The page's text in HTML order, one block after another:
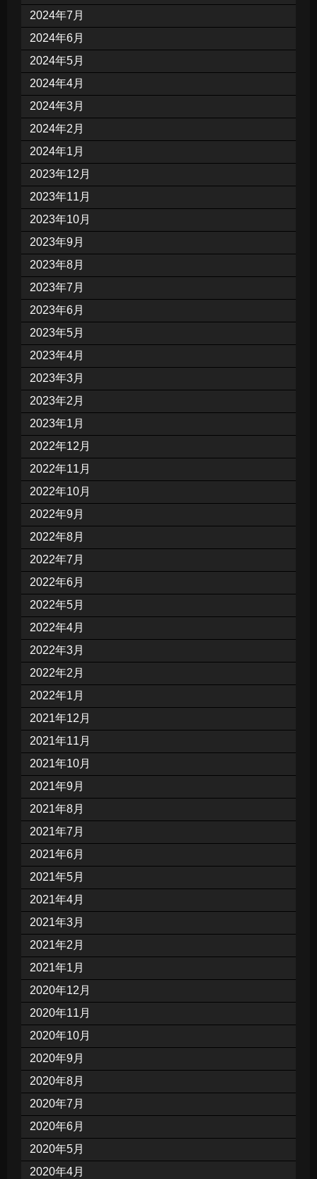
2024年7月
2024年6月
2024年5月
2024年4月
2024年3月
2024年2月
2024年1月
2023年12月
2023年11月
2023年10月
2023年9月
2023年8月
2023年7月
2023年6月
2023年5月
2023年4月
2023年3月
2023年2月
2023年1月
2022年12月
2022年11月
2022年10月
2022年9月
2022年8月
2022年7月
2022年6月
2022年5月
2022年4月
2022年3月
2022年2月
2022年1月
2021年12月
2021年11月
2021年10月
2021年9月
2021年8月
2021年7月
2021年6月
2021年5月
2021年4月
2021年3月
2021年2月
2021年1月
2020年12月
2020年11月
2020年10月
2020年9月
2020年8月
2020年7月
2020年6月
2020年5月
2020年4月